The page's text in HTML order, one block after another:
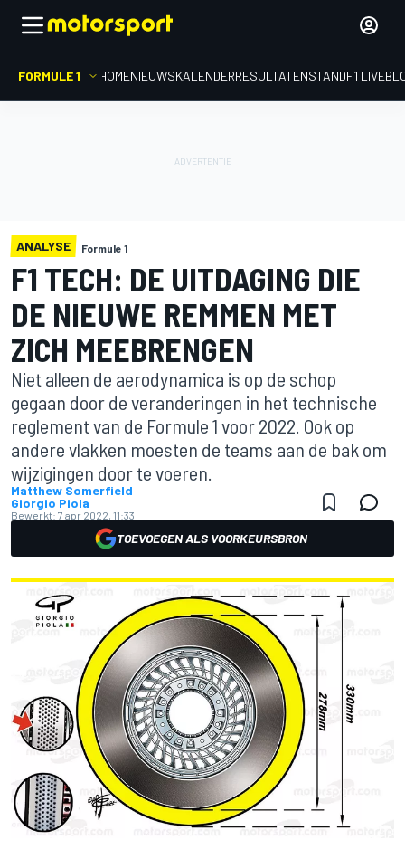
FORMULE 1 HOMENIEUWSKALENDERRESULTATENSTANDF1
ANALYSE Formule 1
F1 TECH: DE UITDAGING DIE
DE NIEUWE REMMEN MET
ZICH MEEBRENGEN
Niet alleen de aerodynamica is op de schop
gegaan door de veranderingen in het technische
reglement van de Formule 1 voor 2022. Ook op
andere vlakken moesten de teams aan de bak om
wijzigingen door te voeren.
Matthew Somerfield
Giorgio Piola
Bewerkt: 7 apr 2022, 11:33
TOEVOEGEN ALS VOORKEURSBRON